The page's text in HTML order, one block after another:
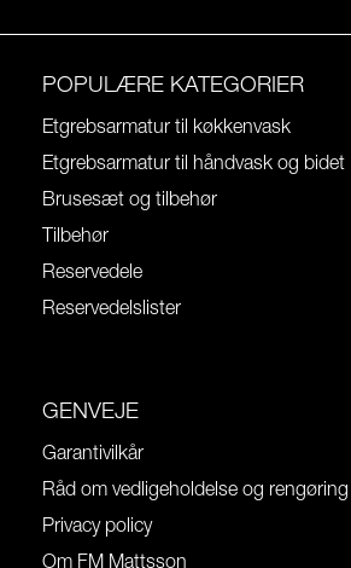
POPULÆRE KATEGORIER
Etgrebsarmatur til køkkenvask
Etgrebsarmatur til håndvask og bidet
Brusesæt og tilbehør
Tilbehør
Reservedele
Reservedelslister
GENVEJE
Garantivilkår
Råd om vedligeholdelse og rengøring
Privacy policy
Om FM Mattsson